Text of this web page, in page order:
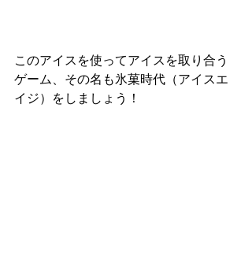
このアイスを使ってアイスを取り合う
ゲーム、その名も氷菓時代（アイスエ
イジ）をしましょう！